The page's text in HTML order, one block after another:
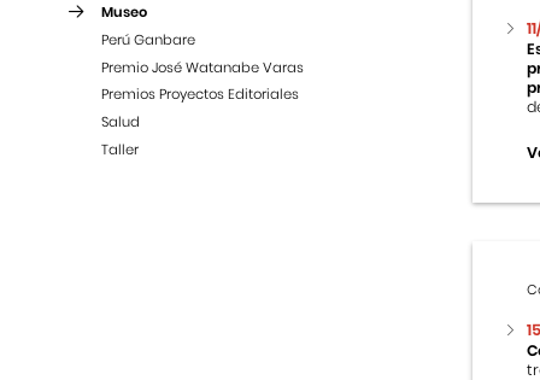
Museo
Perú Ganbare
Premio José Watanabe Varas
Premios Proyectos Editoriales
Salud
Taller